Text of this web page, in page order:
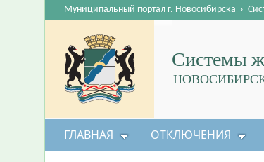
Системы
Муниципальный портал г. Новосибирска ›
ГЛАВНАЯ ОТКЛЮЧЕНИЯ